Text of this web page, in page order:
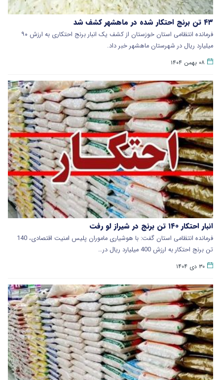
۴۳ تن برنج احتکار شده در ماهشهر کشف شد
فرمانده انتظامی استان خوزستان از کشف یک انبار برنج احتکاری به ارزش ۹۰
میلیارد ریال در شهرستان ماهشهر خبر داد.
۰۸ بهمن ۱۴۰۴
انبار احتکار ۱۴۰ تن برنج‌ در شیراز لو رفت
فرمانده انتظامی استان گفت: با هوشیاری ماموران پلیس امنیت اقتصادی، 140
تن برنج احتکار به ارزش 400 میلیارد ریال در…
۳۰ دی ۱۴۰۴